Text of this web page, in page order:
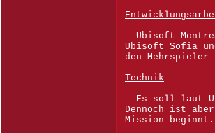
- Ubisoft
Ubisoft Sofia
den
Technik
- Es soll laut
Dennoch ist
Mission beginnt.